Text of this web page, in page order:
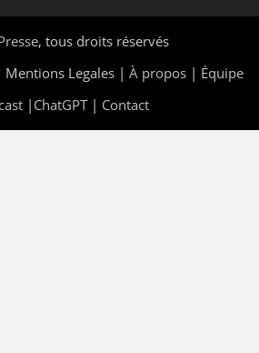
, tous droits réservés
Mentions Legales | À propos | Équipe
| ChatGPT| Contact